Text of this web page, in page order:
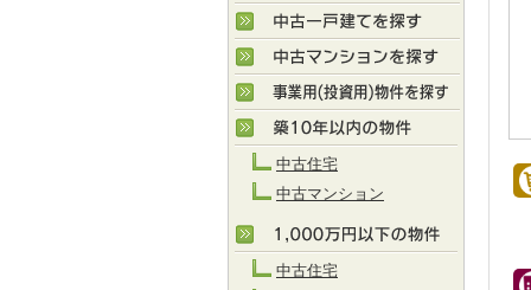
中古住宅
中古マンション
中古住宅